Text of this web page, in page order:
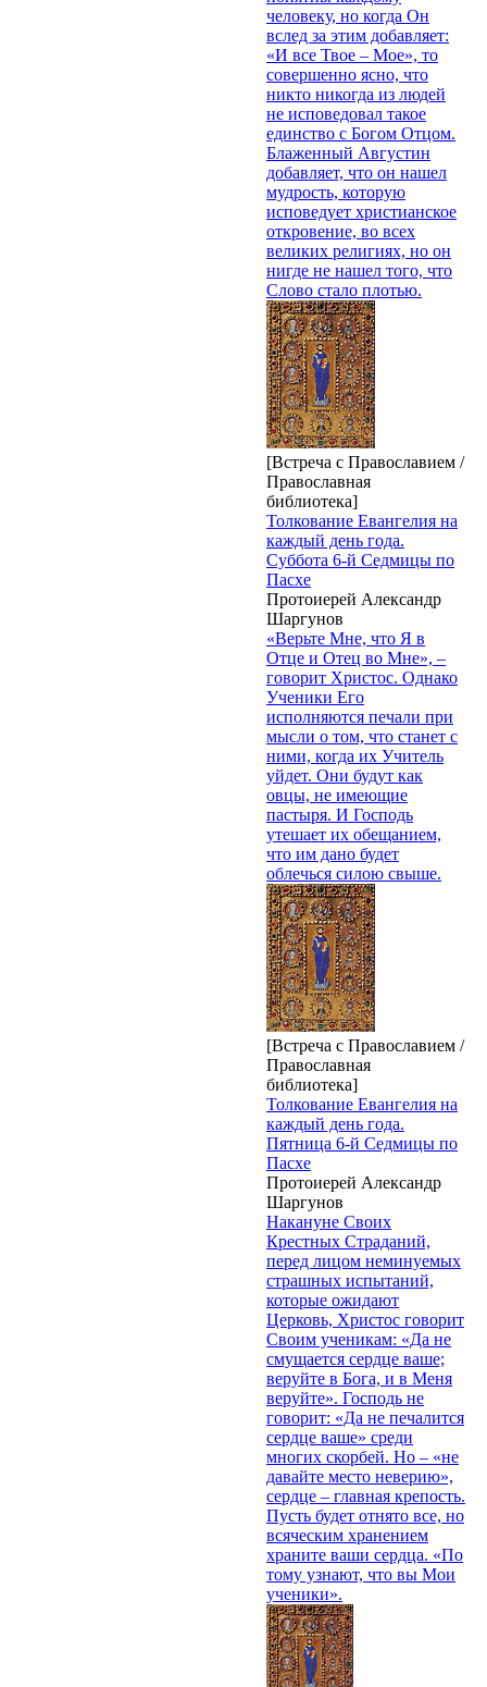
человеку, но когда Он
вслед за этим добавляет:
«И все Твое – Мое», то
совершенно ясно, что
никто никогда из людей
не исповедовал такое
единство с Богом Отцом.
Блаженный Августин
добавляет, что он нашел
мудрость, которую
исповедует христианское
откровение, во всех
великих религиях, но он
нигде не нашел того, что
Слово стало плотью.
[Встреча с Православием /
Православная
библиотека]
Толкование Евангелия на
каждый день года.
Суббота 6-й Седмицы по
Пасхе
Протоиерей Александр
Шаргунов
«Верьте Мне, что Я в
Отце и Отец во Мне», –
говорит Христос. Однако
Ученики Его
исполняются печали при
мысли о том, что станет с
ними, когда их Учитель
уйдет. Они будут как
овцы, не имеющие
пастыря. И Господь
утешает их обещанием,
что им дано будет
облечься силою свыше.
[Встреча с Православием /
Православная
библиотека]
Толкование Евангелия на
каждый день года.
Пятница 6-й Седмицы по
Пасхе
Протоиерей Александр
Шаргунов
Накануне Своих
Крестных Страданий,
перед лицом неминуемых
страшных испытаний,
которые ожидают
Церковь, Христос говорит
Своим ученикам: «Да не
смущается сердце ваше;
веруйте в Бога, и в Меня
веруйте». Господь не
говорит: «Да не печалится
сердце ваше» среди
многих скорбей. Но – «не
давайте место неверию»,
сердце – главная крепость.
Пусть будет отнято все, но
всяческим хранением
храните ваши сердца. «По
тому узнают, что вы Мои
ученики».